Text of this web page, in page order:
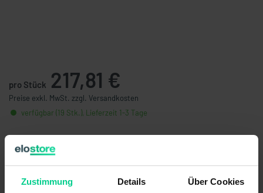
Zustimmung Details Über Cookies
pro Stück 217,81 €
Preise exkl. MwSt. zzgl. Versandkosten
verfügbar (19 Stk.), Lieferzeit 1-3 Tage
Stückzahl
ab 5 Stk. 206,92 €
- 5 %
ab 10 Stk.
191,40 €